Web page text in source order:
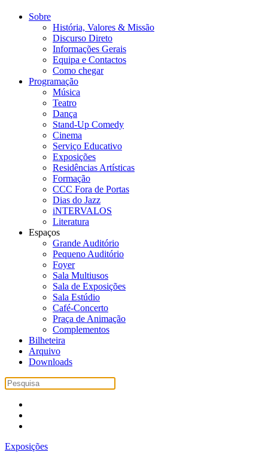
Sobre
História, Valores & Missão
Discurso Direto
Informações Gerais
Equipa e Contactos
Como chegar
Programação
Música
Teatro
Dança
Stand-Up Comedy
Cinema
Serviço Educativo
Exposições
Residências Artísticas
Formação
CCC Fora de Portas
Dias do Jazz
iNTERVALOS
Literatura
Espaços
Grande Auditório
Pequeno Auditório
Foyer
Sala Multiusos
Sala de Exposições
Sala Estúdio
Café-Concerto
Praça de Animação
Complementos
Bilheteira
Arquivo
Downloads
Exposições